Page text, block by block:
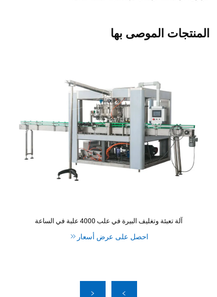
المنتجات الموصى بها
آلة تعبئة وتغليف البيرة في علب 4000 علبة في الساعة
احصل على عرض أسعار